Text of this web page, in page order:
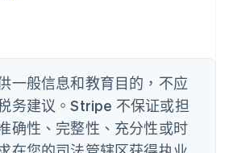
一般信息和教育目的，不应
务建议。Stripe 不保证或担
确性、完整性、充分性或时